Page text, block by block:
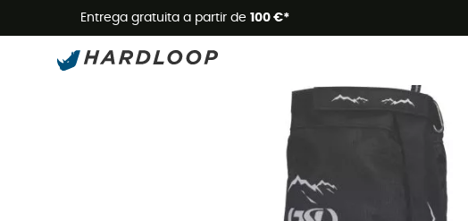
Entrega gratuita a partir de 100 €* Promoções de